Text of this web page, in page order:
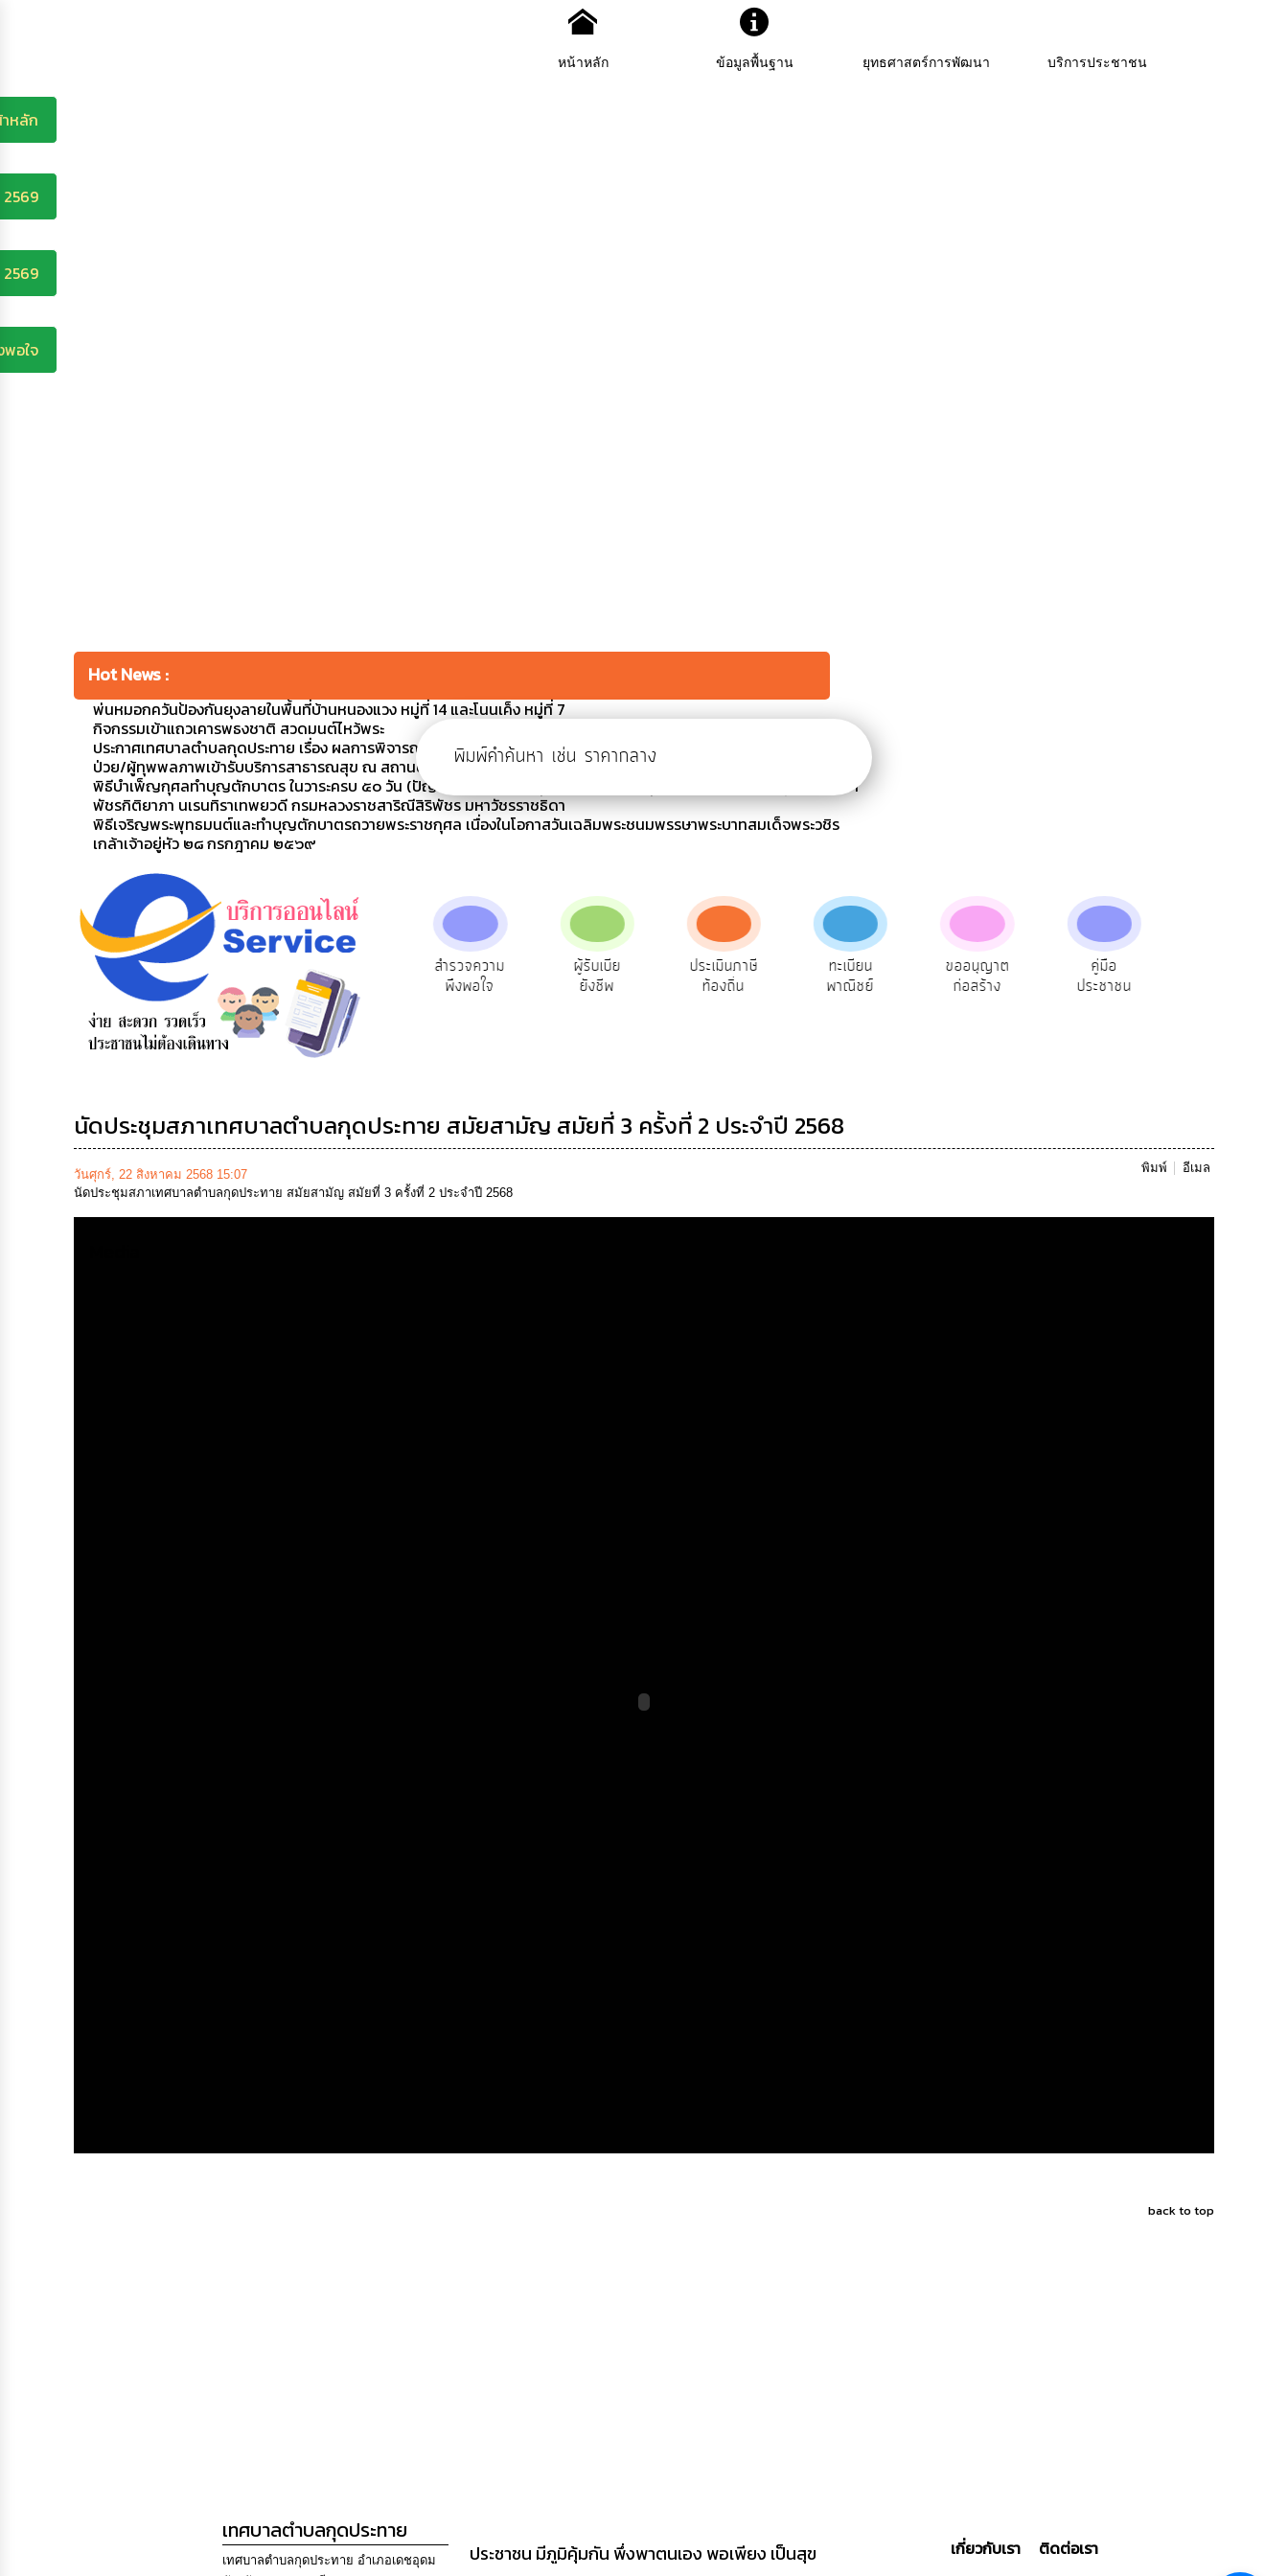
หน้าหลัก ข้อมูลพื้นฐาน ยุทธศาสตร์การพัฒนา บริการประชาชน
หลัก
2569
2569
อใจ
Hot News :
พ่นหมอกควันป้องกันยุงลายในพื้นที่บ้านหนองแวง หมู่ที่ 14 และโนนเค็ง หมู่ที่ 7
กิจกรรมเข้าแถวเคารพธงชาติ สวดมนต์ไหว้พระ
ประกาศเทศบาลตำบลกุดประทาย เรื่อง ผลการพิจารณาให้ความช่วยเหลือตามโครงการ โครงการบริการจัดการพาหนะรับ-ส่งผู้
ป่วย/ผู้ทุพพลภาพเข้ารับบริการสาธารณสุข ณ สถานบริการสาธารณสุขของรัฐและภาคเอกชน ประจำปีงบประมาณ
พิธีบำเพ็ญกุศลทำบุญตักบาตร ในวาระครบ ๕๐ วัน (ปัญญาสมวาร) เพื่ออุทิศถวายเป็นพระกุศลแด่เจ้าเด็จพระเจ้าลูกเธอเจ้าฟ้า
พัชรกิติยาภา นเรนทิราเทพยวดี กรมหลวงราชสาริณีสิริพัชร มหาวัชรราชธิดา
พิธีเจริญพระพุทธมนต์และทำบุญตักบาตรถวายพระราชกุศล เนื่องในโอกาสวันเฉลิมพระชนมพรรษาพระบาทสมเด็จพระวชิร
เกล้าเจ้าอยู่หัว ๒๘ กรกฎาคม ๒๕๖๙
ร้องเรียน
การบริหาร
ทรัพยากร
บุคคล
e-Service
บริการ
ออนไลน์
ถามตอบ
Q&A
สำรวจความ
พึงพอใจ
ผู้รับเบีย
ยังชีพ
ประเมินภาษี
ท้องถิ่น
ทะเบียน
พาณิชย์
ขออนุญาต
ก่อสร้าง
คู่มือ
ประชาชน
นัดประชุมสภาเทศบาลตำบลกุดประทาย สมัยสามัญ สมัยที่ 3 ครั้งที่ 2 ประจำปี 2568
วันศุกร์, 22 สิงหาคม 2568 15:07 พิมพ์
อีเมล
นัดประชุมสภาเทศบาลตำบลกุดประทาย สมัยสามัญ สมัยที่ 3 ครั้งที่ 2 ประจำปี 2568
back to top
เทศบาลตำบลกุดประทาย
เทศบาลตำบลกุดประทาย อำเภอเดชอุดม
ประชาชน มีภูมิคุ้มกัน พึ่งพาตนเอง พอเพียง เป็นสุข เกี่ยวกับเรา ติดต่อเรา